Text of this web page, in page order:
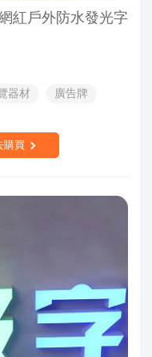
紅戶外防水發光字
器材
廣告牌
購買